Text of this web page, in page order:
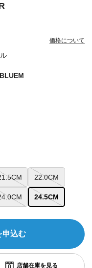
価格について
22.0CM
24.5CM
申込む